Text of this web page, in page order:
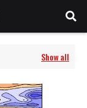
Show all